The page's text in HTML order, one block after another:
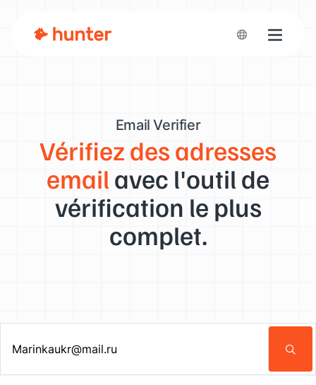
Toggle
Email Verifier
Vérifiez des adresses
email avec l'outil de
vérification le plus
complet.
Entrez une adresse email…